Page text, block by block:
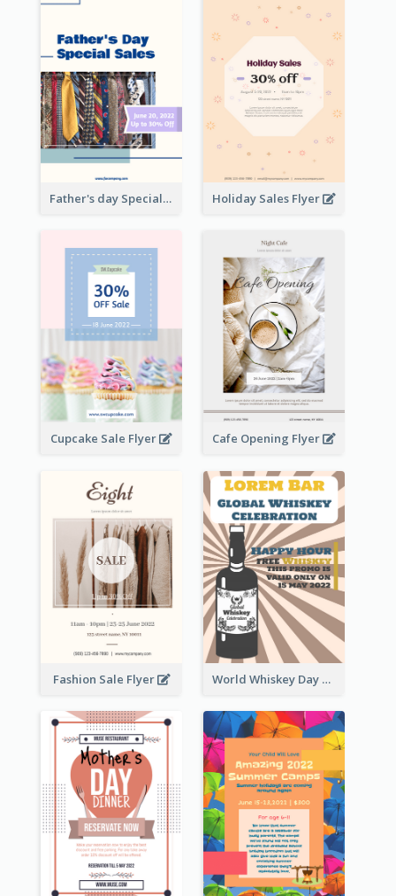
Father's day Special Sale Flyer Holiday Sales Flyer
Cupcake Sale Flyer Cafe Opening Flyer
Fashion Sale Flyer World Whiskey Day Promotion Flyer